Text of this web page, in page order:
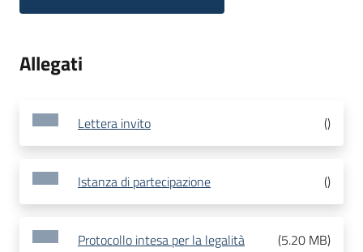
Allegati
Lettera invito ()
Istanza di partecipazione ()
Protocollo intesa per la legalità (5.20 MB)